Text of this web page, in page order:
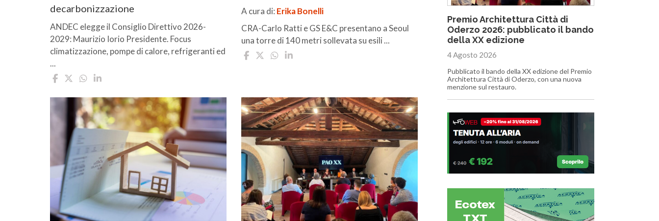
decarbonizzazione
ANDEC elegge il Consiglio Direttivo 2026-
2029: Maurizio Iorio Presidente. Focus
climatizzazione, pompe di calore, refrigeranti ed
...
A cura di: Erika Bonelli
CRA-Carlo Ratti e GS E&C presentano a Seoul
una torre di 140 metri sollevata su esili ...
Premio Architettura Città di
Oderzo 2026: pubblicato il bando
della XX edizione
4 Agosto 2026
Pubblicato il bando della XX edizione del Premio
Architettura Città di Oderzo, con una nuova
menzione sul restauro.